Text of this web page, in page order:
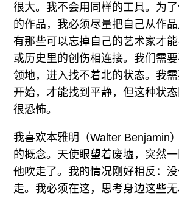
很大。我不会用同样的工具。为
的作品，我必须尽量把自己从作
有那些可以忘掉自己的艺术家才
或历史里的创伤相连接。我们需
领地，进入找不着北的状态。我
开始，才能找到平静，但这种状态
很恐怖。
我喜欢本雅明（Walter Benjamin
的概念。天使眼望着废墟，突然
他吹走了。我的情况刚好相反：
走。我必须在这，思考身边这些